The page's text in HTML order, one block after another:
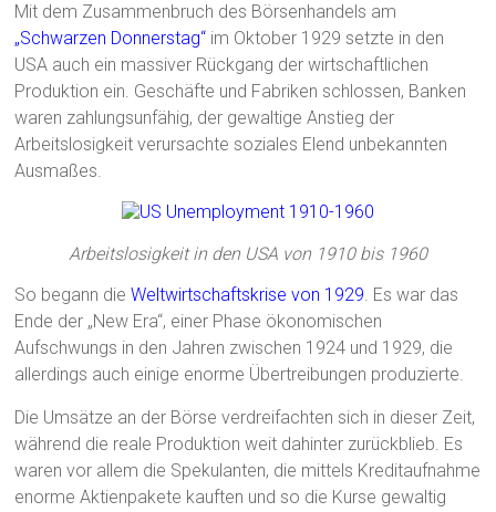
Mit dem Zusammenbruch des Börsenhandels am
„Schwarzen Donnerstag“ im Oktober 1929 setzte in den
USA auch ein massiver Rückgang der wirtschaftlichen
Produktion ein. Geschäfte und Fabriken schlossen, Banken
waren zahlungsunfähig, der gewaltige Anstieg der
Arbeitslosigkeit verursachte soziales Elend unbekannten
Ausmaßes.
Arbeitslosigkeit in den USA von 1910 bis 1960
So begann dieWeltwirtschaftskrise von 1929. Es war das
Ende der „New Era“, einer Phase ökonomischen
Aufschwungs in den Jahren zwischen 1924 und 1929, die
allerdings auch einige enorme Übertreibungen produzierte.
Die Umsätze an der Börse verdreifachten sich in dieser Zeit,
während die reale Produktion weit dahinter zurückblieb. Es
waren vor allem die Spekulanten, die mittels Kreditaufnahme
enorme Aktienpakete kauften und so die Kurse gewaltig